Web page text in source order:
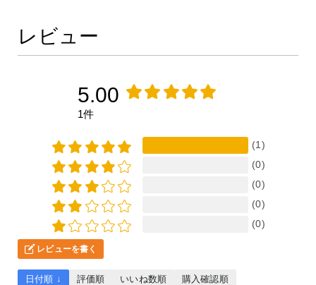
レビュー
5.00
1件
(1)
(0)
(0)
(0)
(0)
レビューを書く
日付順 ↓ 評価順 いいね数順
購入確認順